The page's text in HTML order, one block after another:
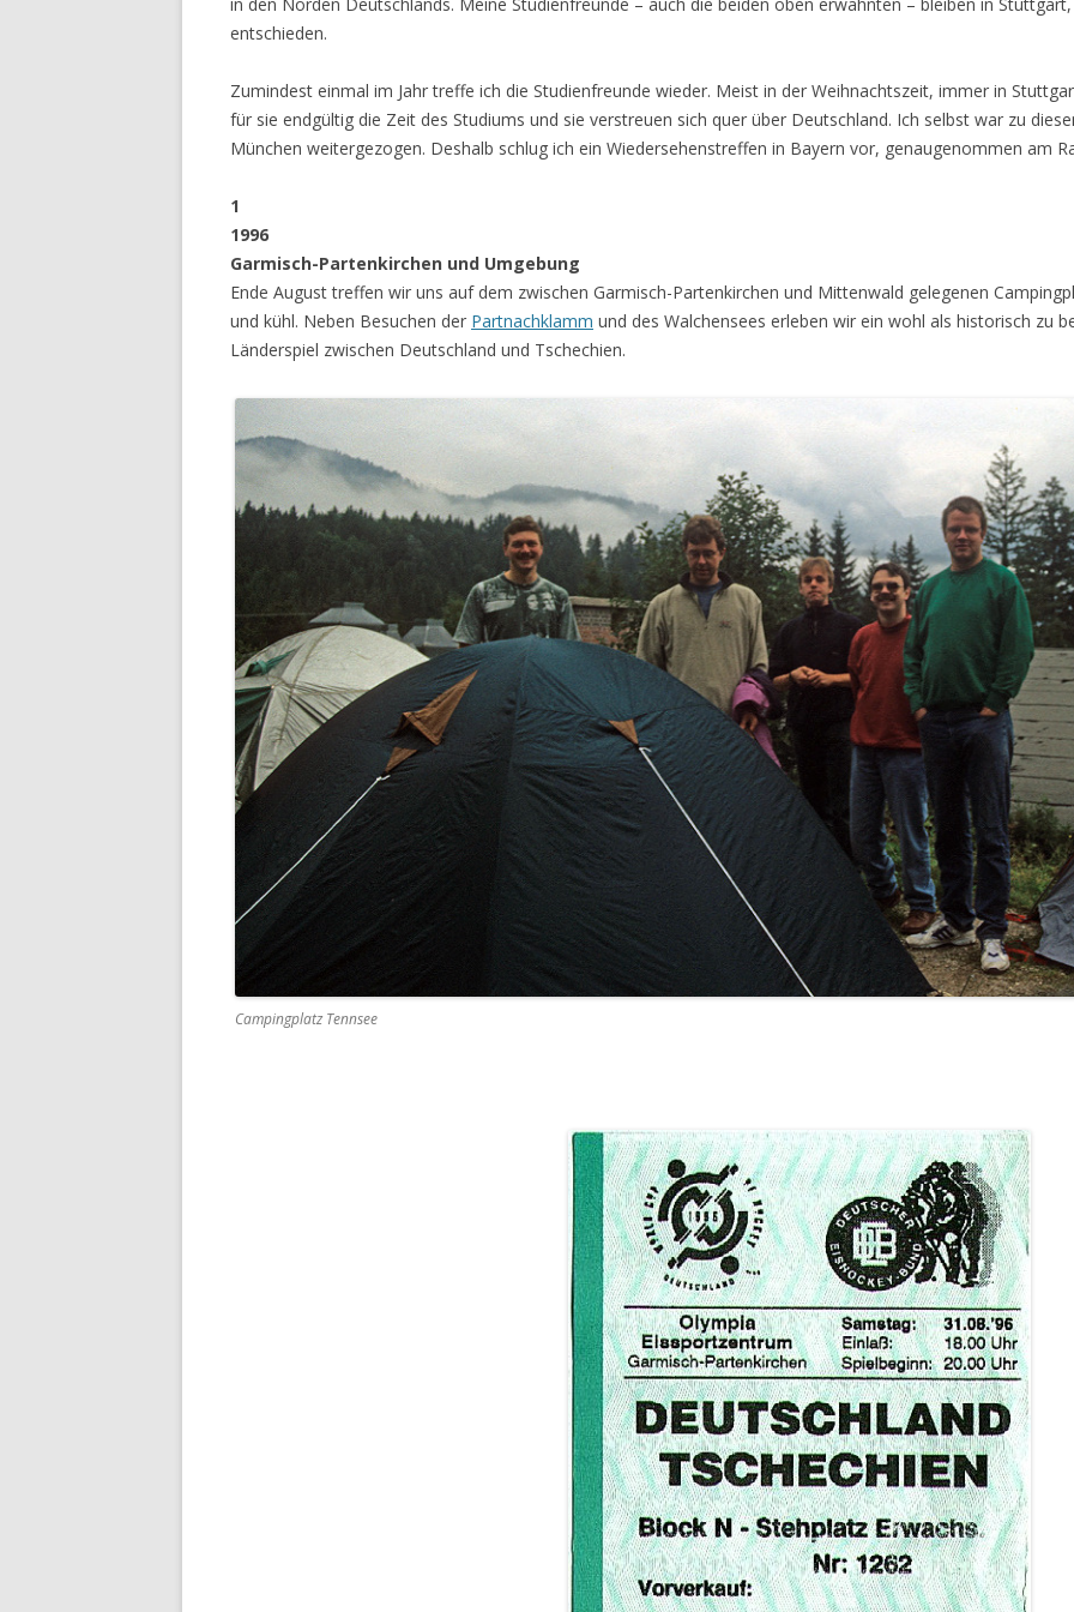
entschieden.
Zumindest einmal im Jahr treffe ich die Studienfreunde wieder. Meist in der Weihnachtszeit, immer in
für sie endgültig die Zeit des Studiums und sie verstreuen sich quer über Deutschland. Ich selbst war zu
München weitergezogen. Deshalb schlug ich ein Wiedersehenstreffen in Bayern vor, genaugenommen am
1
1996
Garmisch-Partenkirchen und Umgebung
Ende August treffen wir uns auf dem zwischen Garmisch-Partenkirchen und Mittenwald gelegenen
und kühl. Neben Besuchen der Partnachklamm und des Walchensees erleben wir ein wohl als historisch zu
Länderspiel zwischen Deutschland und Tschechien.
Campingplatz Tennsee